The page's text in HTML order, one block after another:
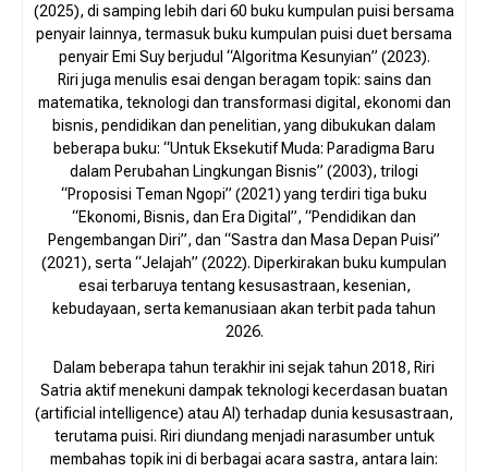
(2025), di samping lebih dari 60 buku kumpulan puisi bersama
penyair lainnya, termasuk buku kumpulan puisi duet bersama
penyair Emi Suy berjudul “Algoritma Kesunyian” (2023).
Riri juga menulis esai dengan beragam topik: sains dan
matematika, teknologi dan transformasi digital, ekonomi dan
bisnis, pendidikan dan penelitian, yang dibukukan dalam
beberapa buku: “Untuk Eksekutif Muda: Paradigma Baru
dalam Perubahan Lingkungan Bisnis” (2003), trilogi
“Proposisi Teman Ngopi” (2021) yang terdiri tiga buku
“Ekonomi, Bisnis, dan Era Digital”, “Pendidikan dan
Pengembangan Diri”, dan “Sastra dan Masa Depan Puisi”
(2021), serta “Jelajah” (2022). Diperkirakan buku kumpulan
esai terbaruya tentang kesusastraan, kesenian,
kebudayaan, serta kemanusiaan akan terbit pada tahun
2026.
Dalam beberapa tahun terakhir ini sejak tahun 2018, Riri
Satria aktif menekuni dampak teknologi kecerdasan buatan
(artificial intelligence) atau AI) terhadap dunia kesusastraan,
terutama puisi. Riri diundang menjadi narasumber untuk
membahas topik ini di berbagai acara sastra, antara lain: